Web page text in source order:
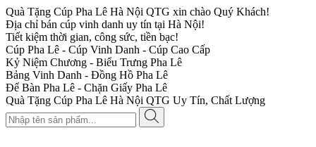
Quà Tặng Cúp Pha Lê Hà Nội QTG xin chào Quý Khách!
Địa chỉ bán cúp vinh danh uy tín tại Hà Nội!
Tiết kiệm thời gian, công sức, tiền bạc!
Cúp Pha Lê - Cúp Vinh Danh - Cúp Cao Cấp
Kỷ Niệm Chương - Biểu Trưng Pha Lê
Bảng Vinh Danh - Đồng Hồ Pha Lê
Để Bàn Pha Lê - Chặn Giấy Pha Lê
Quà Tặng Cúp Pha Lê Hà Nội QTG Uy Tín, Chất Lượng